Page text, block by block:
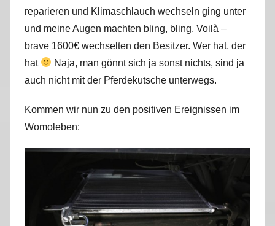
reparieren und Klimaschlauch wechseln ging unter
und meine Augen machten bling, bling. Voilà –
brave 1600€ wechselten den Besitzer. Wer hat, der
hat
Naja, man gönnt sich ja sonst nichts, sind ja
auch nicht mit der Pferdekutsche unterwegs.
Kommen wir nun zu den positiven Ereignissen im
Womoleben: